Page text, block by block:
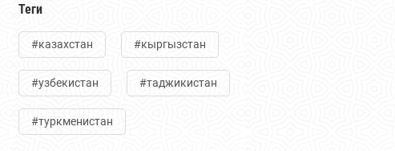
Теги
#казахстан #кыргызстан
#узбекистан #таджикистан
#туркменистан